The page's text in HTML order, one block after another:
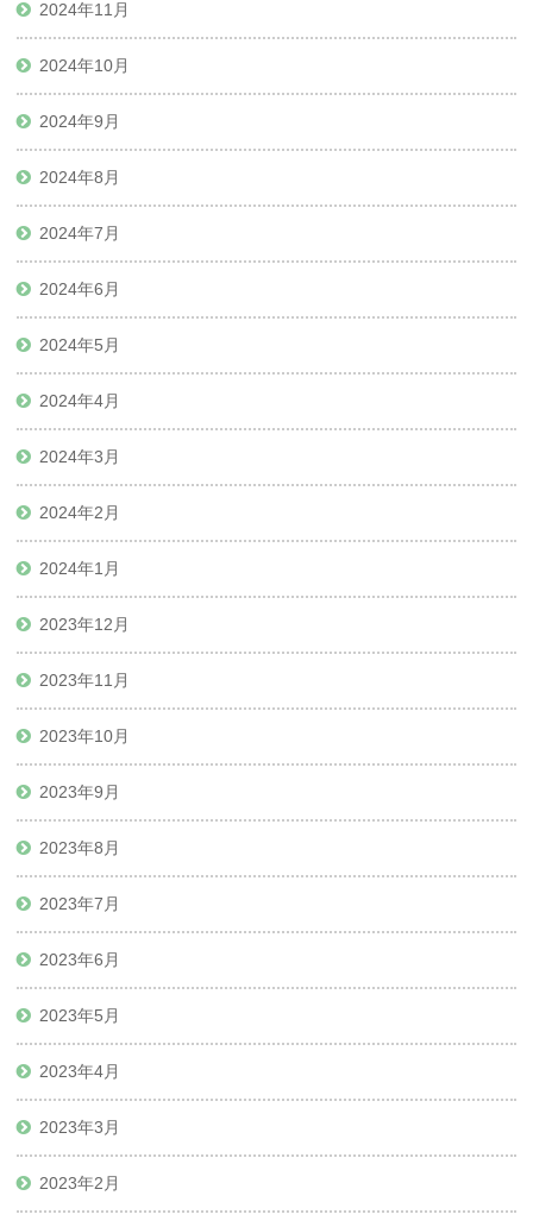
2024年11月
2024年10月
2024年9月
2024年8月
2024年7月
2024年6月
2024年5月
2024年4月
2024年3月
2024年2月
2024年1月
2023年12月
2023年11月
2023年10月
2023年9月
2023年8月
2023年7月
2023年6月
2023年5月
2023年4月
2023年3月
2023年2月